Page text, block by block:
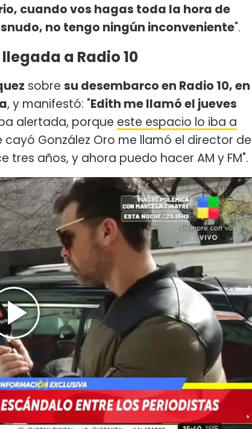
cuando vos hagas toda la hora de
no tengo ningún inconveniente".
a Radio 10
sobre su desembarco en Radio 10, en
, y manifestó: "Edith me llamó el jueves
alertada, porque este espacio lo iba a
cayó González Oro me llamó el director de
años, y ahora puedo hacer AM y FM".